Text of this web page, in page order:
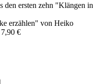
den ersten zehn "Klängen in
erzählen" von Heiko
€